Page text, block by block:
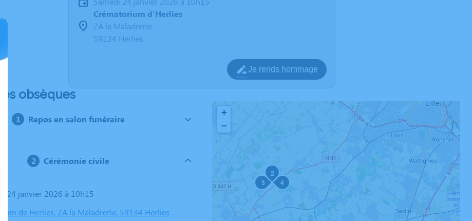
Crématorium d'Herlies
ZA la Maladrerie
59134 Herlies
Je rends hommage
obsèques
Repos en salon funéraire
Cérémonie civile
24 janvier 2026 à 10h15
de Herlies, ZA la Maladrerie, 59134 Herlies
2
3
4
+
−